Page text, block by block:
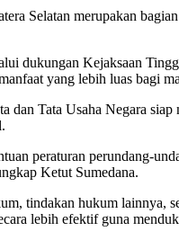
Selatan merupakan
dukungan Kejaksaan
yang lebih luas bagi
Tata Usaha Negara siap
peraturan perundang-
Ketut Sumedana.
tindakan hukum lainnya,
lebih efektif guna